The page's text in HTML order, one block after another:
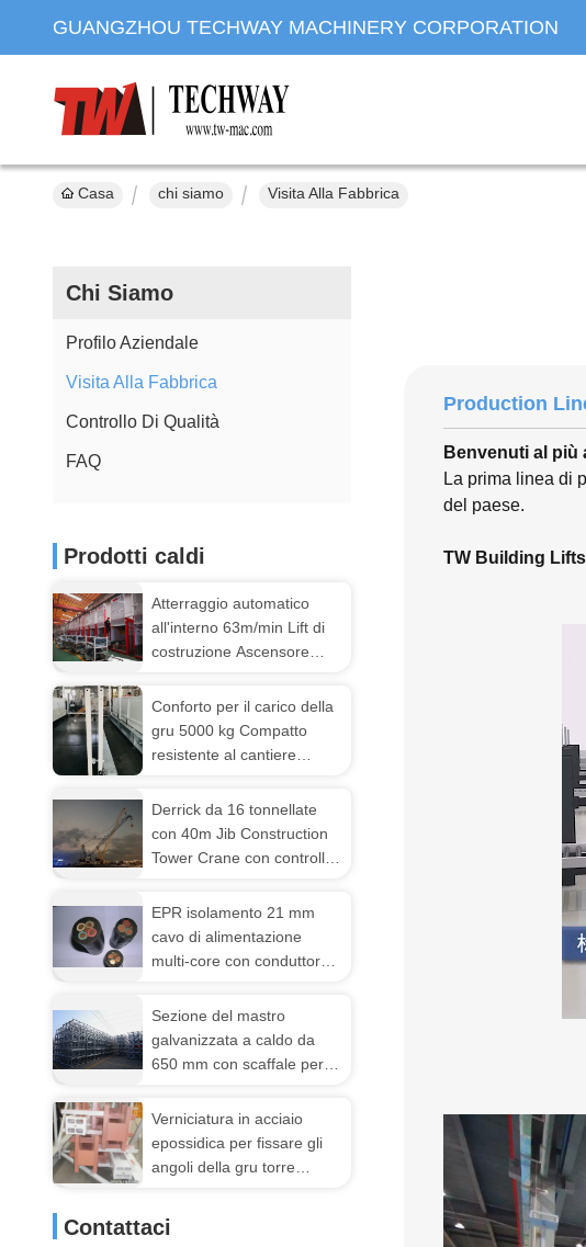
GUANGZHOU TECHWAY MACHINERY CORPORATION
Casa chi siamo Visita Alla Fabbrica
Chi Siamo
Profilo Aziendale
Visita Alla Fabbrica
Controllo Di Qualità
FAQ
Prodotti caldi
Atterraggio automatico
all'interno 63m/min Lift di
costruzione Ascensore
Conforto per il carico della
gru 5000 kg Compatto
resistente al cantiere
Derrick da 16 tonnellate
con 40m Jib Construction
Tower Crane con controllo
EPR isolamento 21 mm
cavo di alimentazione
multi-core con conduttore
Sezione del mastro
galvanizzata a caldo da
650 mm con scaffale per
Verniciatura in acciaio
epossidica per fissare gli
angoli della gru torre
Contattaci
Production
Benvenuti al più
La prima linea di
del paese.
TW Building